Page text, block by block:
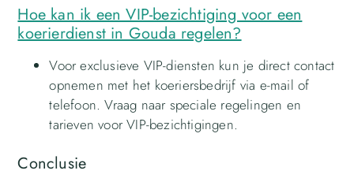
Hoe kan ik een VIP-bezichtiging voor een
koerierdienst in Gouda regelen?
Voor exclusieve VIP-diensten kun je direct contact
opnemen met het koeriersbedrijf via e-mail of
telefoon. Vraag naar speciale regelingen en
tarieven voor VIP-bezichtigingen.
Conclusie